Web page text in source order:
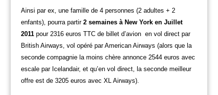
Ainsi par ex, une famille de 4 personnes (2 adultes + 2
enfants), pourra partir 2 semaines à New York en Juillet
2011pour 2316 euros TTC de billet d’avion en vol direct par
British Airways, vol opéré par American Airways (alors que la
seconde compagnie la moins chère annonce 2544 euros avec
escale par Icelandair, et qu’en vol direct, la seconde meilleur
offre est de 3205 euros avec XL Airways).